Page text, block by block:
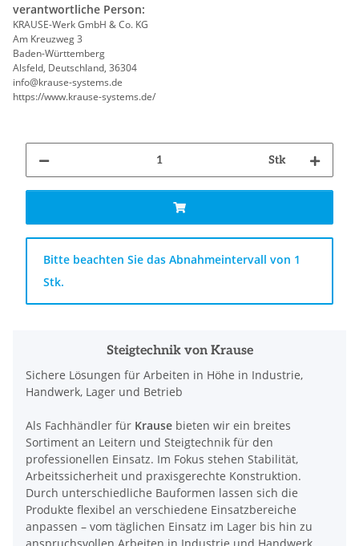
verantwortliche Person:
KRAUSE-Werk GmbH & Co. KG
Am Kreuzweg 3
Baden-Württemberg
Alsfeld, Deutschland, 36304
info@krause-systems.de
https://www.krause-systems.de/
Stk
x
Bitte beachten Sie das Abnahmeintervall von 1
Stk.
Steigtechnik von Krause
Sichere Lösungen für Arbeiten in Höhe in Industrie,
Handwerk, Lager und Betrieb
Als Fachhändler für Krause bieten wir ein breites
Sortiment an Leitern und Steigtechnik für den
professionellen Einsatz. Im Fokus stehen Stabilität,
Arbeitssicherheit und praxisgerechte Konstruktion.
Durch unterschiedliche Bauformen lassen sich die
Produkte flexibel an verschiedene Einsatzbereiche
anpassen – vom täglichen Einsatz im Lager bis hin zu
anspruchsvollen Arbeiten in Industrie und Handwerk.